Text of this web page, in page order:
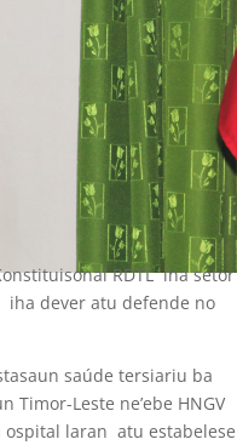
RDTL iha setor
dever atu defende no
saúde tersiariu ba
Leste ne’ebe HNGV
laran atu estabelese